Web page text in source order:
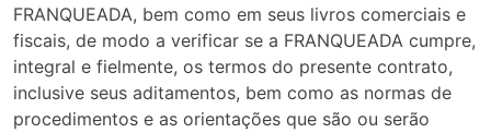
FRANQUEADA, bem como em seus livros comerciais e
fiscais, de modo a verificar se a FRANQUEADA cumpre,
integral e fielmente, os termos do presente contrato,
inclusive seus aditamentos, bem como as normas de
procedimentos e as orientações que são ou serão